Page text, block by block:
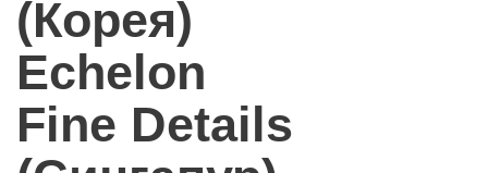
(Корея)
Echelon
Fine Details